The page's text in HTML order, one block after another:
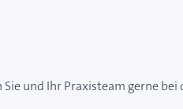
und Ihr Praxisteam gerne bei